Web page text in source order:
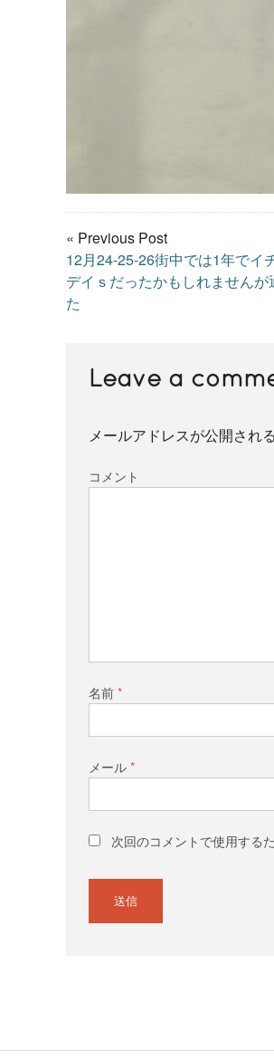
« Previous Post
12月24-25-26街中では1年でイ
デイｓだったかもしれません
た
Leave a
メールアドレスが公開され
コメント
名前*
メール*
次回のコメントで使用する